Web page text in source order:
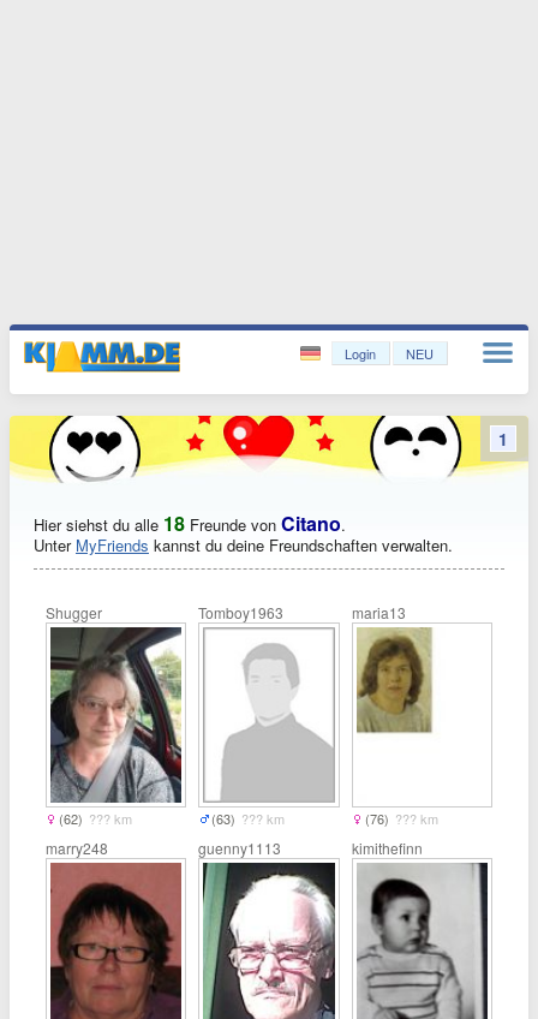
Login NEU
Hier siehst du alle 18 Freunde von Citano.
Unter MyFriends kannst du deine Freundschaften verwalten.
Shugger
(62) ??? km
Tomboy1963
(63) ??? km
maria13
(76) ??? km
marry248 guenny1113 kimithefinn
1